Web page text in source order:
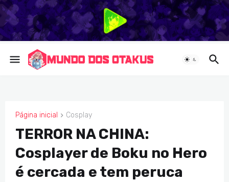
Página inicial Cosplay
COSPLAY
TERROR NA CHINA:
Cosplayer de Boku no Hero
é cercada e tem peruca